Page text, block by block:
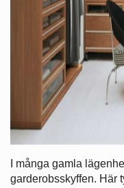
I många gamla
garderobsskyffen. Här